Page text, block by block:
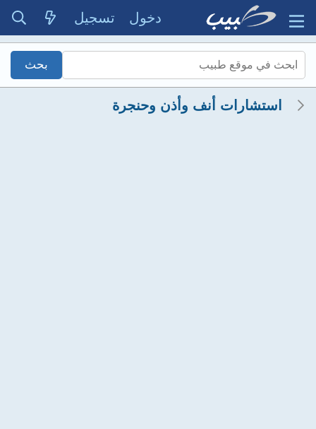
دخول تسجيل
استشارات أنف وأذن وحنجرة